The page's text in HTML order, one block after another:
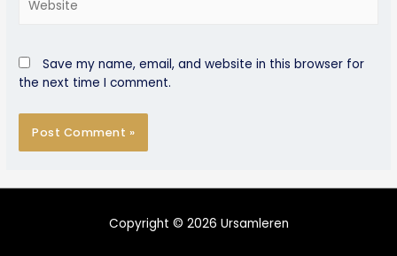
Save my name, email, and website in this browser for
the next time I comment.
Copyright © 2026 Ursamleren